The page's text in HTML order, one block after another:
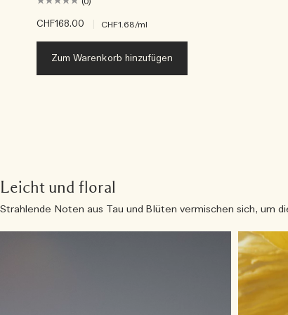
CHF168.00 CHF1.68/ml
Zum Warenkorb hinzufügen
Leicht und floral
Strahlende Noten aus Tau und Blüten vermischen sich, um